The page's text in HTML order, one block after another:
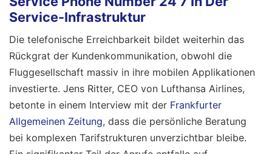
Service-Infrastruktur
Die telefonische Erreichbarkeit bildet weiterhin das
Rückgrat der Kundenkommunikation, obwohl die
Fluggesellschaft massiv in ihre mobilen Applikationen
investierte. Jens Ritter, CEO von Lufthansa Airlines,
betonte in einem Interview mit der Frankfurter
Allgemeinen Zeitung, dass die persönliche Beratung
bei komplexen Tarifstrukturen unverzichtbar bleibe.